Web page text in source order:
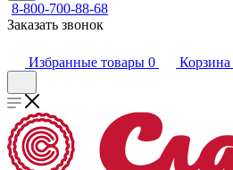
8-800-700-88-68
Заказать звонок
Избранные товары 0 Корзина